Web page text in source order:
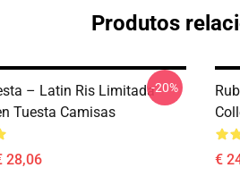
Produtos
– Latin Ris Limitada
Tuesta Camisas
28,06
-20%
€